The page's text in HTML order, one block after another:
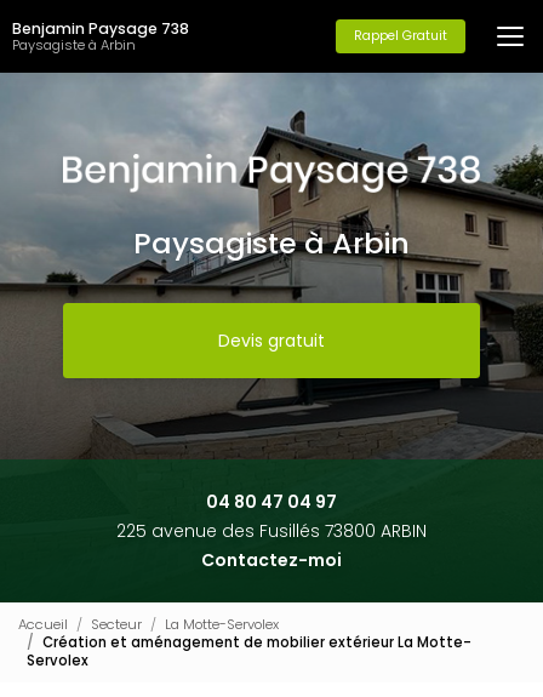
au
contenu
principal
Benjamin Paysage 738
Paysagiste à Arbin Rappel Gratuit
Paysagiste à Arbin
Devis gratuit
04 80 47 04 97
225 avenue des Fusillés 73800 ARBIN
Contactez-moi
Accueil Secteur
La Motte-Servolex
Création et aménagement de mobilier extérieur La Motte-
Servolex